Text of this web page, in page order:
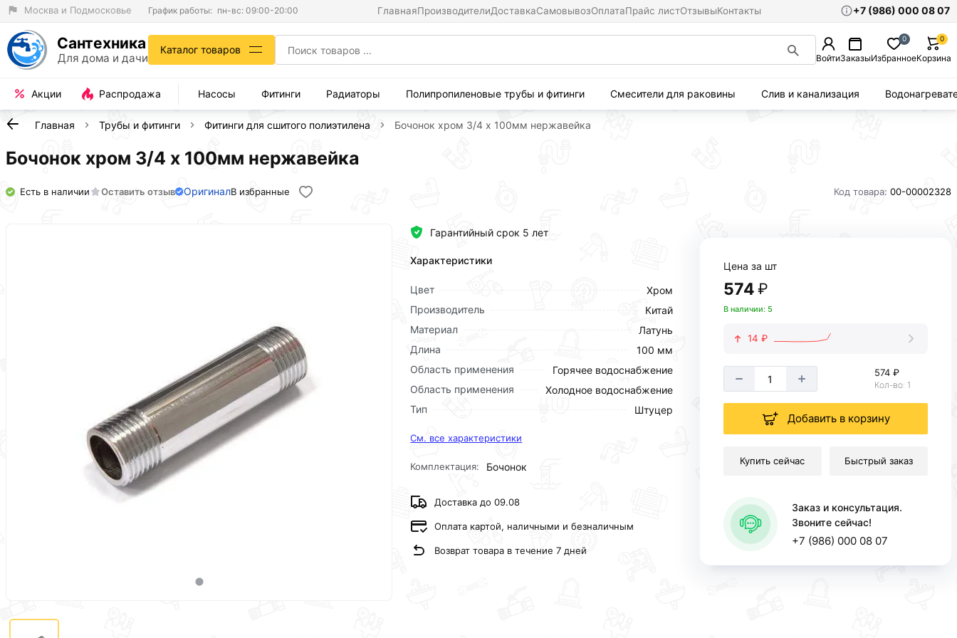
Москва и Подмосковье График работы: пн-вс: 09:00-20:00 ГлавнаяПроизводителиДоставкаСамовывозОплатаПрайс листОтзывыКонтакты +7 (986) 000 08 07
Сантехника
Для дома и дачи
Каталог товаров
ВойтиЗаказыИзбранное
0
Корзина
0
Акции Распродажа Насосы Фитинги Радиаторы Полипропиленовые трубы и фитинги Смесители для раковины Слив и канализация
Главная Трубы и фитинги Фитинги для сшитого полиэтилена Бочонок хром 3/4 х 100мм нержавейка
Бочонок хром 3/4 х 100мм нержавейка
Есть в наличии Оставить отзыв ОригиналВ избранные Код товара: 00-00002328
Гарантийный срок 5 лет
Характеристики
Цвет
Хром
Производитель
Китай
Материал
Латунь
Длина
100 мм
Область применения
Горячее водоснабжение
Область применения
Холодное водоснабжение
Тип
Штуцер
См. все характеристики
Комплектация: Бочонок
Доставка до 09.08
Оплата картой, наличными и безналичным
Возврат товара в течение 7 дней
Цена за шт
574 ₽
В наличии: 5
14 ₽
574 ₽
Кол-во: 1
Добавить в корзину
Купить сейчас Быстрый заказ
Заказ и консультация.
Звоните сейчас!
+7 (986) 000 08 07